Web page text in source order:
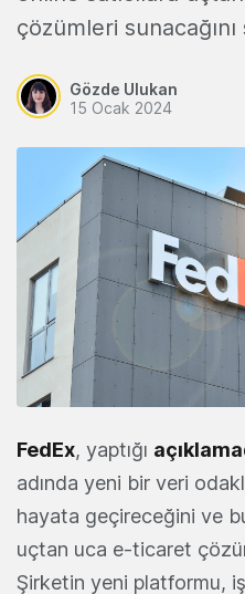
çözümleri
Gözde Ulukan
15 Ocak 2024
FedEx, yaptığı
adında yeni bir veri
hayata geçireceğini ve
uçtan uca e-ticaret
Şirketin yeni platformu,